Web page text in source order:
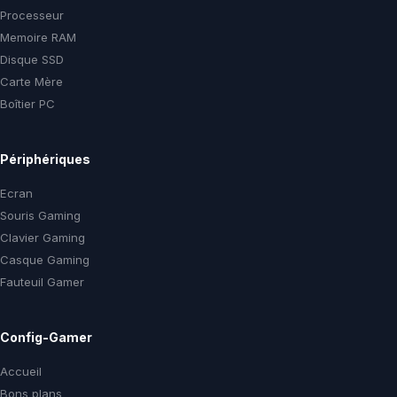
Processeur
Memoire RAM
Disque SSD
Carte Mère
Boîtier PC
Périphériques
Ecran
Souris Gaming
Clavier Gaming
Casque Gaming
Fauteuil Gamer
Config-Gamer
Accueil
Bons plans